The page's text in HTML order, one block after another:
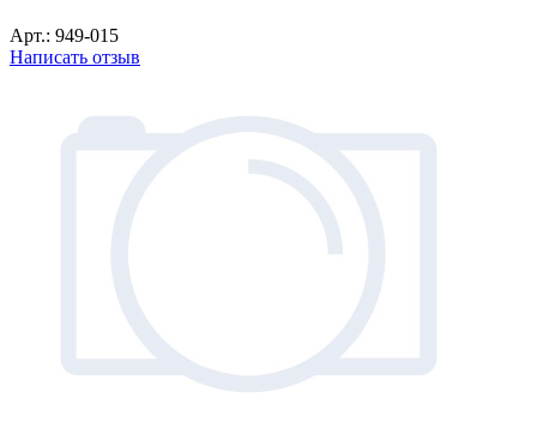
Арт.: 949-015
Написать отзыв